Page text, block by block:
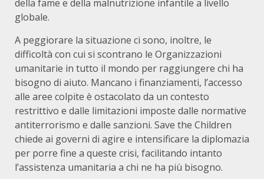
della fame e della malnutrizione infantile a livello
globale.
A peggiorare la situazione ci sono, inoltre, le
difficoltà con cui si scontrano le Organizzazioni
umanitarie in tutto il mondo per raggiungere chi ha
bisogno di aiuto. Mancano i finanziamenti, l’accesso
alle aree colpite è ostacolato da un contesto
restrittivo e dalle limitazioni imposte dalle normative
antiterrorismo e dalle sanzioni. Save the Children
chiede ai governi di agire e intensificare la diplomazia
per porre fine a queste crisi, facilitando intanto
l’assistenza umanitaria a chi ne ha più bisogno.